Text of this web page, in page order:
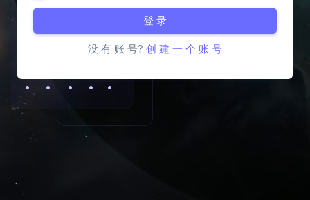
登 录
没 有 账 号? 创 建 一 个 账 号